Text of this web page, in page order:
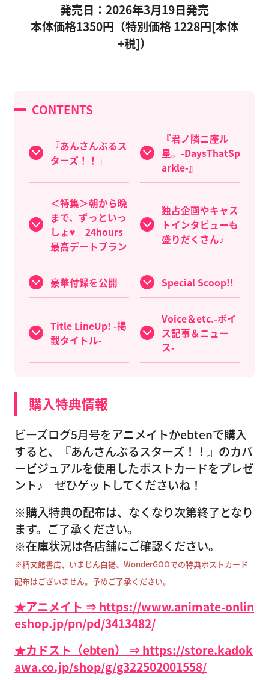
発売日：2026年3月19日発売
本体価格1350円（特別価格 1228円[本体
+税]）
CONTENTS
『あんさんぶるス
ターズ！！』
『君ノ隣ニ座ル
星。-DaysThatSp
arkle-』
＜特集＞朝から晩
まで、ずっといっ
しょ♥ 24hours
最高デートプラン
独占企画やキャス
トインタビューも
盛りだくさん♪
豪華付録を公開 Special Scoop!!
Title LineUp! -掲
載タイトル-
Voice＆etc.-ボイ
ス記事＆ニュー
ス-
購入特典情報
ビーズログ5月号をアニメイトかebtenで購入
すると、『あんさんぶるスターズ！！』のカバ
ービジュアルを使用したポストカードをプレゼ
ント♪ ぜひゲットしてくださいね！
※購入特典の配布は、なくなり次第終了となり
ます。ご了承ください。
※在庫状況は各店舗にご確認ください。
※精文館書店、いまじん白揚、WonderGOOでの特典ポストカード
配布はございません。予めご了承ください。
★アニメイト ⇒ https://www.animate-onlin
eshop.jp/pn/pd/3413482/
★カドスト（ebten） ⇒ https://store.kadok
awa.co.jp/shop/g/g322502001558/